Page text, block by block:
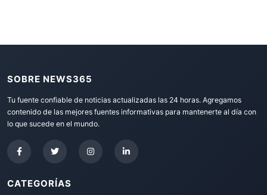
SOBRE NEWS365
Tu fuente confiable de noticias actualizadas las 24 horas. Agregamos
contenido de las mejores fuentes informativas para mantenerte al día con
lo que sucede en el mundo.
CATEGORÍAS